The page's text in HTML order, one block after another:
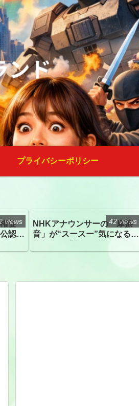
プライバシーポリシー
促
認、
views
NHKアナウンサーの「摩擦
音」が“スースー”気になる指
聴こえる。聴きづらい」
42 views